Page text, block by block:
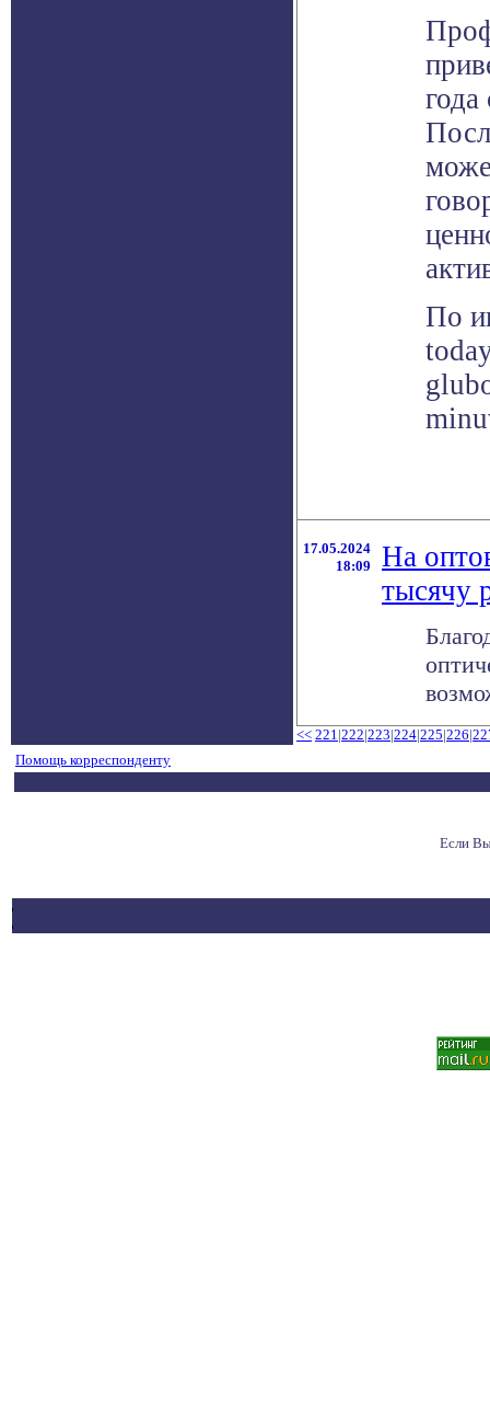
года
По
17.05.2024
18:09
На
тысячу
<< 221|222|223|224|225|226|
Помощь корреспонденту
Если